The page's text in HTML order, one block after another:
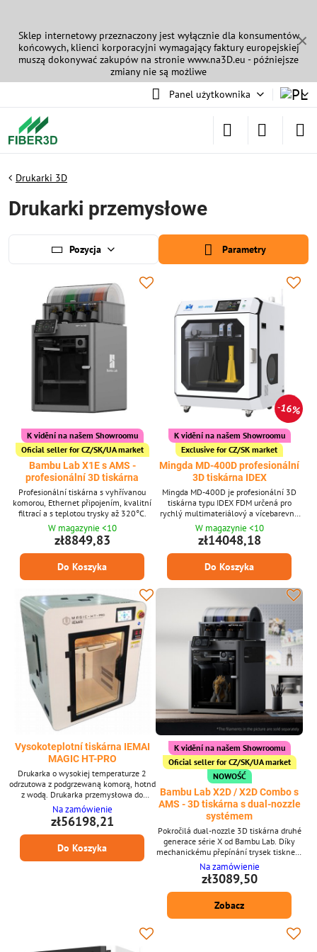
✕
Sklep internetowy przeznaczony jest wyłącznie dla konsumentów
końcowych, klienci korporacyjni wymagający faktury europejskiej
muszą dokonywać zakupów na stronie www.na3D.eu - późniejsze
zmiany nie są możliwe
Panel użytkownika
Drukarki 3D
Drukarki przemysłowe
Pozycja Parametry
K vidění na našem Showroomu
Oficial seller for CZ/SK/UA market
Bambu Lab X1E s AMS -
profesionální 3D tiskárna
Profesionální tiskárna s vyhřívanou
komorou, Ethernet připojením, kvalitní
filtrací a s teplotou trysky až 320°C.
W magazynie <10
zł8849,83
Do Koszyka
16%
K vidění na našem Showroomu
Exclusive for CZ/SK market
Mingda MD-400D profesionální
3D tiskárna IDEX
Mingda MD-400D je profesionální 3D
tiskárna typu IDEX FDM určená pro
rychlý multimateriálový a vícebarevný
tisk. Nabízí velký tiskový objem a
vysokou rychlost tisku, což vede ke
zvýšení produktivity v širokém rozsahu
aplikací, od složitého prototypování až po
vzdělávání.
W magazynie <10
zł14048,18
Do Koszyka
Vysokoteplotní tiskárna IEMAI
MAGIC HT-PRO
Drukarka o wysokiej temperaturze 2
odrzutowa z podgrzewaną komorą, hotnd
z wodą. Drukarka przemysłowa do
drukowania najbardziej wymagających
materiałów Peek, PEI, PPS i wielu
innych.
Na zamówienie
zł56198,21
Do Koszyka
K vidění na našem Showroomu
Oficial seller for CZ/SK/UA market
NOWOŚĆ
Bambu Lab X2D / X2D Combo s
AMS - 3D tiskárna s dual-nozzle
systémem
Pokročilá dual-nozzle 3D tiskárna druhé
generace série X od Bambu Lab. Díky
mechanickému přepínání trysek tisknete
model i podpory současně - každý ze
správného materiálu. Systém Dynamic
Flow Calibration hlídá průtok 20 000×
za sekundu a detekuje problémy dřív, než
nastanou. Heat Mode vyhřívá komoru až
na 65 °C pro technické materiály jako
ABS, ASA nebo Nylon. 31 senzorů,
Na zamówienie
zł3089,50
Zobacz